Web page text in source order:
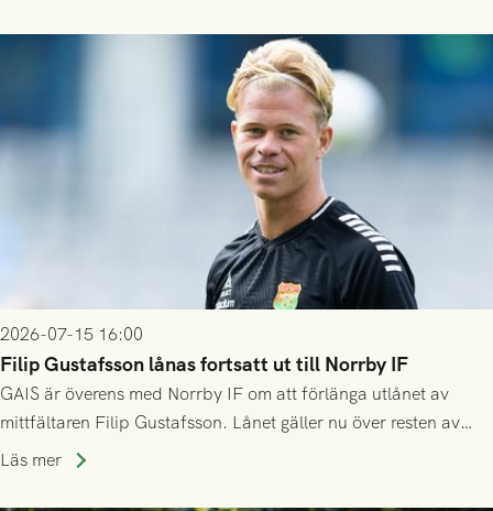
2026-07-15 16:00
Filip Gustafsson lånas fortsatt ut till Norrby IF
GAIS är överens med Norrby IF om att förlänga utlånet av
mittfältaren Filip Gustafsson. Lånet gäller nu över resten av
säsongen 2026.
Läs mer